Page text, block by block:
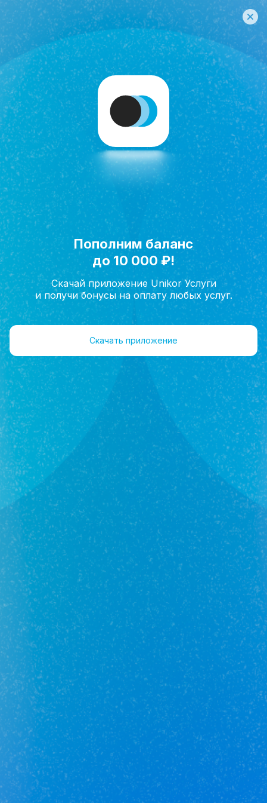
Исполнить мечту!
Главная
Артемьева
Юлия Рафаэловна
Агент
+7(962)547-70-20
Объекты 60 Отзывы 0
Оставить отзыв
Отзывы о сотруднике пока
отсутствуют :(
Добавьте первый отзыв.
Юникор Услуги
Получай кешбэк от 5 000 рублей
Скачивай приложение на свой смартфон
Юникор Агент
Приложение для агентов Unikor
Пополним баланс
до 10 000 ₽!
Скачай приложение Unikor Услуги
и получи бонусы на оплату любых услуг.
Скачать приложение